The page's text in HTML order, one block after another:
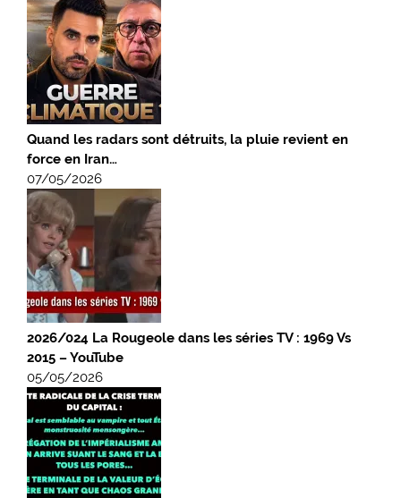
Quand les radars sont détruits, la pluie revient en
force en Iran…
07/05/2026
2026/024 La Rougeole dans les séries TV : 1969 Vs
2015 – YouTube
05/05/2026